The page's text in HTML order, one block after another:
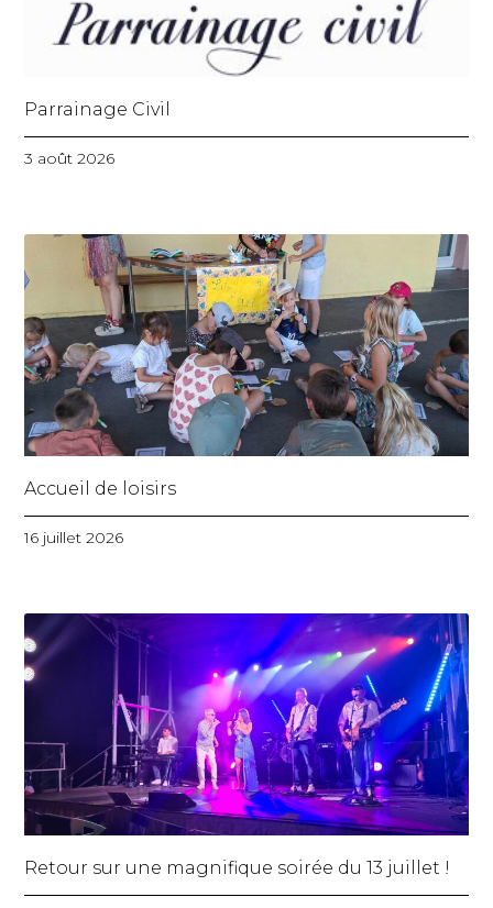
Parrainage Civil
3 août 2026
Accueil de loisirs
16 juillet 2026
Retour sur une magnifique soirée du 13 juillet !